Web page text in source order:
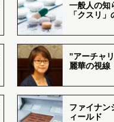
一般人の知
「クスリ
”アーチャ
麗華の視線
ファイナン
ィールド